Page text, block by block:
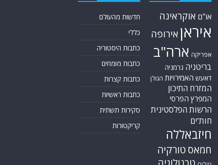
או"ם אוקראינה
איראן אירופה
אפריקה ארה"ב
בריטניה גרמניה
דאעש האמירויות הגולן
המזרח התיכון
המפרץ הפרסי
הרשות הפלסטינית
חות'ים
חיזבאללה
חמאס טורקיה
חדשות מהעולם
כללי
כתבות היסטוריה
כתבות מומחים
כתבות קצרות
כתבות ראשיות
סקירות תשתית
קריקטורות